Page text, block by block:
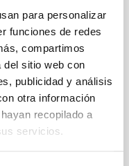
para personalizar
funciones de redes
compartimos
del sitio web con
publicidad y análisis
otra información
recopilado a
servicios.
the total solar
support of
Islands
that will be
towns in
and Carrión
of observation and
scientists and